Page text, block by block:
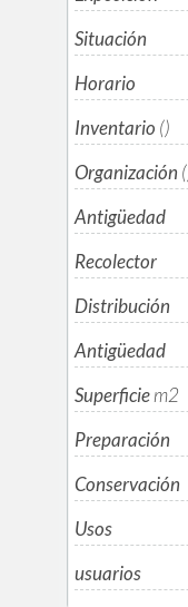
Situación
Horario
Inventario ()
Organización
Antigüedad
Recolector
Distribución
Antigüedad
Superficiem2
Preparación
Conservación
Usos
usuarios